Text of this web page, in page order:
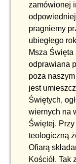
zamówionej
pragniemy
ubiegłego
Msza
odprawiana
poza
jest
Świętych,
wiernych na
Świętej.
teologiczną
Ofiarą
Kościół.